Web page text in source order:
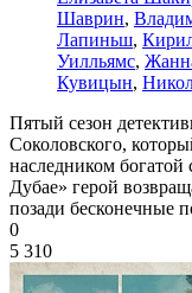
Шаврин,
Лапиньш,
Уилльямс,
Кувицын,
Пятый сезон
Соколовского,
наследником
Дубае» герой
позади бесконечные
0
5 310